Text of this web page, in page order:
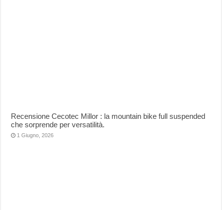
Recensione Cecotec Millor : la mountain bike full suspended
che sorprende per versatilità.
1 Giugno, 2026